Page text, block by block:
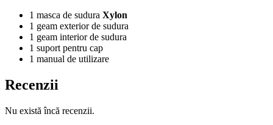
1 masca de sudura Xylon
1 geam exterior de sudura
1 geam interior de sudura
1 suport pentru cap
1 manual de utilizare
Recenzii
Nu există încă recenzii.